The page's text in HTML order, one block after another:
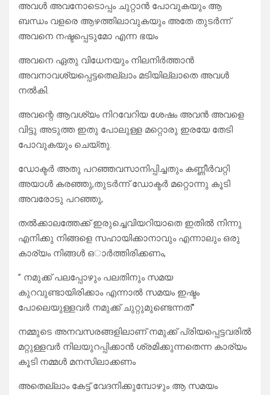
അവൾ അവനോടൊപ്പം ചുറ്റാൻ പോവുകയും ആ
ബന്ധം വളരെ ആഴത്തിലാവുകയും അതേ തുടർന്ന്
അവനെ നഷ്ടപ്പെടുമോ എന്ന ഭയം
അവനെ ഏതു വിധേനയും നിലനിർത്താൻ
അവനാവശ്യപ്പെട്ടതെല്ലാം മടിയില്ലാതെ അവൾ
നൽകി.
അവന്റെ ആവശ്യം നിറവേറിയ ശേഷം അവൻ അവളെ
വിട്ടു അടുത്ത ഇതു പോലുള്ള മറ്റൊരു ഇരയേ തേടി
പോവുകയും ചെയ്തു.
ഡോക്ടർ അതു പറഞ്ഞവസാനിപ്പിച്ചതും കണ്ണീർവറ്റി
അയാൾ കരഞ്ഞു,തുടർന്ന് ഡോക്ടർ മറ്റൊന്നു കൂടി
അവരോടു പറഞ്ഞു,
തൽക്കാലത്തേക്ക് ഇരുച്ചെവിയറിയാതെ ഇതിൽ നിന്നു
എനിക്കു നിങ്ങളെ സഹായിക്കാനാവും എന്നാലും ഒരു
കാര്യം നിങ്ങൾ ഒാർത്തിരിക്കണം,
” നമുക്ക് പലപ്പോഴും പലതിനും സമയ
കുറവുണ്ടായിരിക്കാം എന്നാൽ സമയം ഇഷ്ടം
പോലെയുള്ളവർ നമുക്ക് ചുറ്റുമുണ്ടെന്നത്”
നമ്മുടെ അനവസരങ്ങളിലാണ് നമുക്ക് പ്രിയപ്പെട്ടവരിൽ
മറ്റുള്ളവർ നിലയുറപ്പിക്കാൻ ശ്രമിക്കുന്നതെന്ന കാര്യം
കൂടി നമ്മൾ മനസിലാക്കണം
അതെല്ലാം കേട്ട് വേദനിക്കുമ്പോഴും ആ സമയം